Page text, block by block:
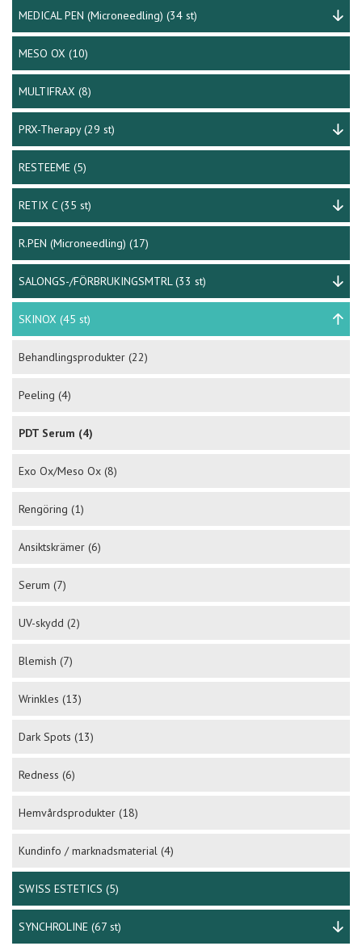
MEDICAL PEN (Microneedling) (34 st)
MESO OX(10)
MULTIFRAX(8)
PRX-Therapy (29 st)
RESTEEME(5)
RETIX C (35 st)
R.PEN (Microneedling)(17)
SALONGS-/FÖRBRUKINGSMTRL (33 st)
SKINOX (45 st)
Behandlingsprodukter(22)
Peeling(4)
PDT Serum (4)
Exo Ox/Meso Ox(8)
Rengöring(1)
Ansiktskrämer(6)
Serum(7)
UV-skydd(2)
Blemish(7)
Wrinkles(13)
Dark Spots(13)
Redness(6)
Hemvårdsprodukter(18)
Kundinfo / marknadsmaterial(4)
SWISS ESTETICS(5)
SYNCHROLINE (67 st)